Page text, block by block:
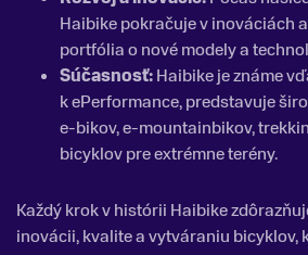
Haibike pokračuje v inováciách
portfólia o nové modely a
Súčasnosť:Haibike je známe
k ePerformance, predstavuje
e-bikov, e-mountainbikov,
bicyklov pre extrémne terény.
Každý krok v histórii Haibike
inovácii, kvalite a vytváraniu bicyklov,